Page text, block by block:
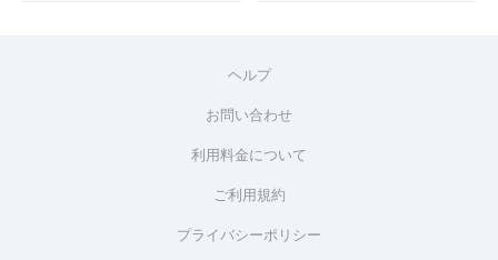
ヘルプ
お問い合わせ
利用料金について
ご利用規約
プライバシーポリシー